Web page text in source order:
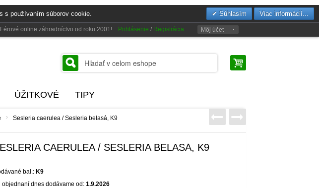
s používaním súborov cookie. Súhlasím Viac informácií...
Férové online záhradníctvo od roku 2001! Prihlásenie / Registrácia Môj účet
ÚŽITKOVÉ TIPY
› Sesleria caerulea / Sesleria belasá, K9
CAERULEA / SESLERIA BELASÁ, K9
bal.: K9
objednaní dnes dodávame od: 1.9.2026